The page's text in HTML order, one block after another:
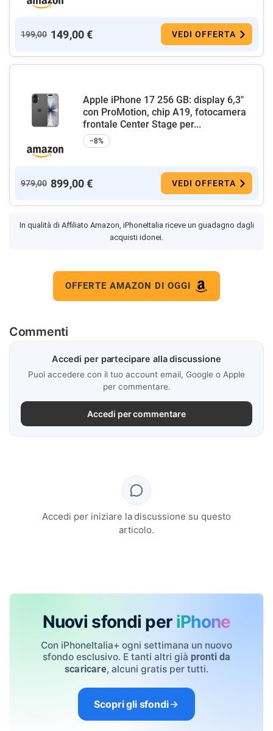
199,00 149,00 € VEDI OFFERTA
Apple iPhone 17 256 GB: display 6,3"
con ProMotion, chip A19, fotocamera
frontale Center Stage per...
−8%
979,00 899,00 € VEDI OFFERTA
In qualità di Affiliato Amazon, iPhoneItalia riceve un guadagno dagli
acquisti idonei.
OFFERTE AMAZON DI OGGI
Commenti
Accedi per partecipare alla discussione
Puoi accedere con il tuo account email, Google o Apple
per commentare.
Accedi per commentare
Accedi per iniziare la discussione su questo
articolo.
Nuovi sfondi per iPhone
Con iPhoneItalia+ ogni settimana un nuovo
sfondo esclusivo. E tanti altri già pronti da
scaricare, alcuni gratis per tutti.
Scopri gli sfondi